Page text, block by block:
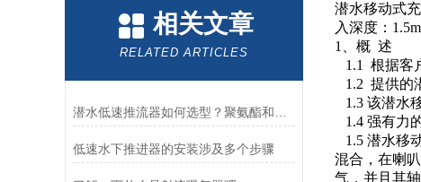
相关文章
RELATED ARTICLES
低速水下推进器的安装涉及多个步骤
潜水移动式
入深度：
1、概 述
1.1 根据客
1.2 提供的
1.3 该潜水
1.4 强有力
1.5 潜水移
混合，在喇
气，并且其